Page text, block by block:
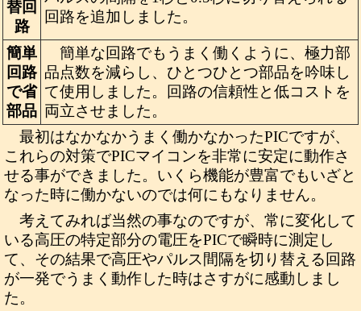
替回
路
回路を追加しました。
簡単
回路
で省
部品
簡単な回路でもうまく働くように、極力部
品点数を減らし、ひとつひとつ部品を吟味し
て使用しました。回路の信頼性と低コストを
両立させました。
最初はなかなかうまく働かなかったPICですが、
これらの対策でPICマイコンを非常に安定に動作さ
せる事ができました。いくら機能が豊富でもいざと
なった時に働かないのでは何にもなりません。
考えてみれば当然の事なのですが、常に変化して
いる高圧の特定部分の電圧をPICで瞬時に測定し
て、その結果で高圧やパルス間隔を切り替える回路
が一発でうまく動作した時はさすがに感動しまし
た。